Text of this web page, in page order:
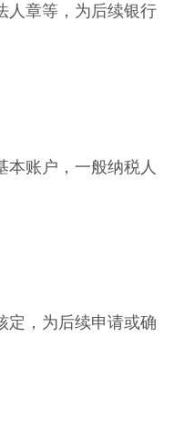
人章等，为后续银行
本账户，一般纳税人
定，为后续申请或确